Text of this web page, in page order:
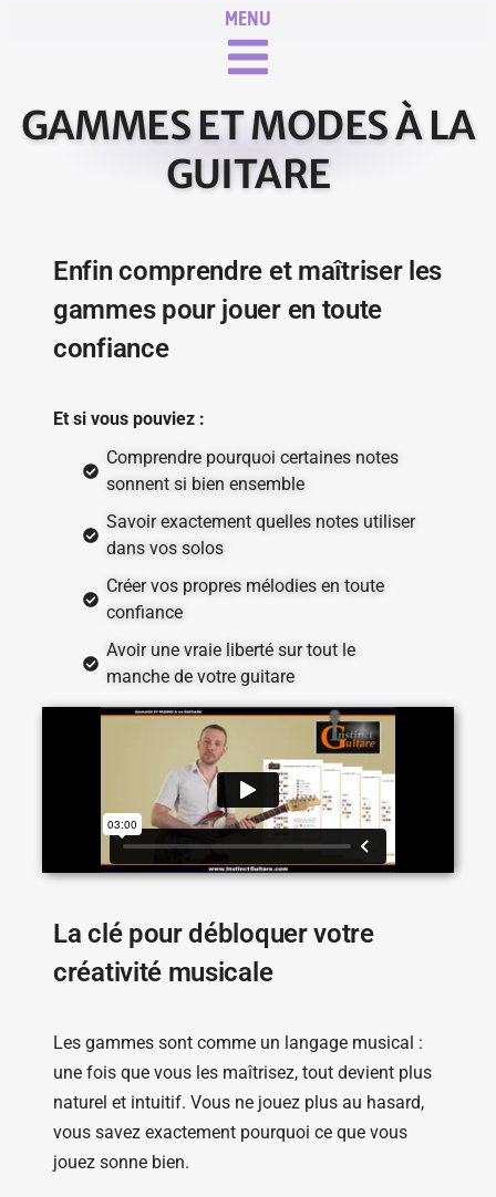
GAMMES ET MODES À LA
GUITARE
Enfin comprendre et maîtriser les
gammes pour jouer en toute
confiance
Et si vous pouviez :
Comprendre pourquoi certaines notes
sonnent si bien ensemble
Savoir exactement quelles notes utiliser
dans vos solos
Créer vos propres mélodies en toute
confiance
Avoir une vraie liberté sur tout le
manche de votre guitare
La clé pour débloquer votre
créativité musicale
Les gammes sont comme un langage musical :
une fois que vous les maîtrisez, tout devient plus
naturel et intuitif. Vous ne jouez plus au hasard,
vous savez exactement pourquoi ce que vous
jouez sonne bien.